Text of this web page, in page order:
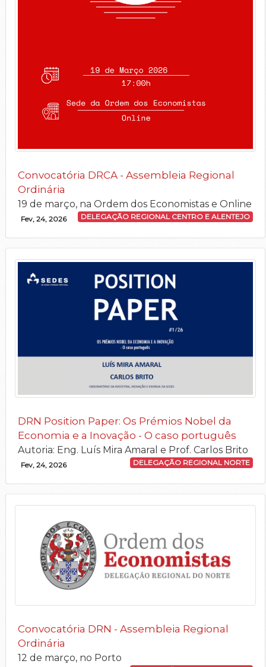
Convocatória DRCA - Assembleia Regional
Ordinária
19 de março, na Ordem dos Economistas e Online
Fev, 24, 2026 DELEGAÇÃO REGIONAL CENTRO E ALENTEJO
DRN Position Paper: Os Prémios Nobel da
Economia e a Inovação - O caso português
Autoria: Eng. Luís Mira Amaral e Prof. Carlos Brito
Fev, 24, 2026 DELEGAÇÃO REGIONAL NORTE
Convocatória DRN - Assembleia Regional
Ordinária
12 de março, no Porto